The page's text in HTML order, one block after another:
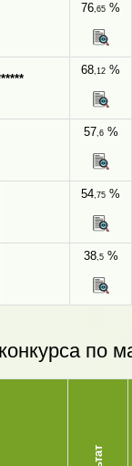
76,65 %
68,12 %
57,6%
54,75 %
38,5%
по